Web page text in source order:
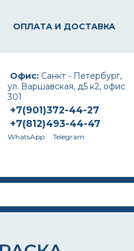
ОПЛАТА И ДОСТАВКА
Офис: Санкт - Петербург,
ул. Варшавская, д5 к2, офис
301
+7(901)372-44-27
+7(812)493-44-47
WhatsApp Telegram